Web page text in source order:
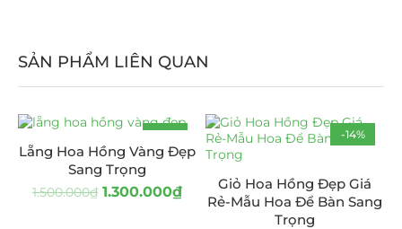
SẢN PHẨM LIÊN QUAN
-13%
HOT
Lẵng Hoa Hồng Vàng Đẹp
Sang Trọng
1.500.000₫ 1.300.000₫
-14%
Giỏ Hoa Hồng Đẹp Giá
Rẻ-Mẫu Hoa Để Bàn Sang
Trọng